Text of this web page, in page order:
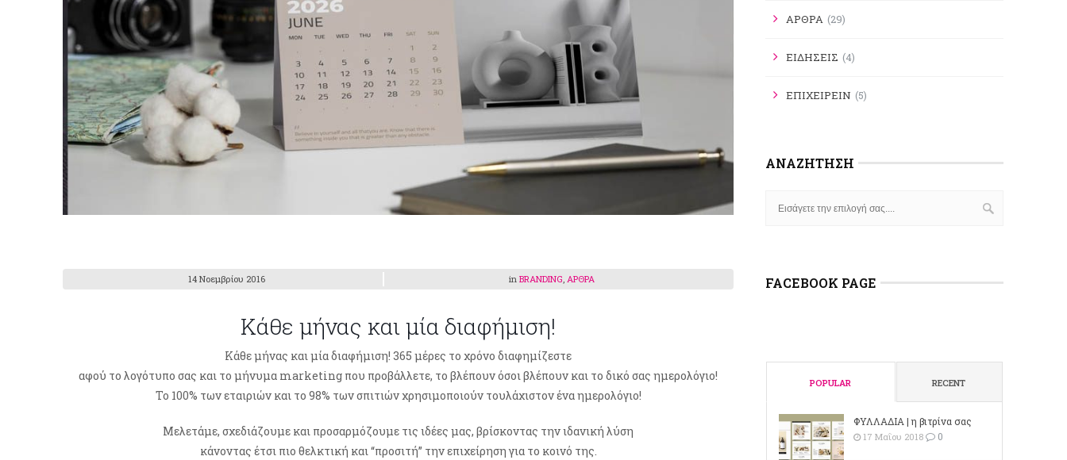
14 Νοεμβρίου 2016 in BRANDING, ΑΡΘΡΑ
Kάθε μήνας και μία διαφήμιση!
Kάθε μήνας και μία διαφήμιση! 365 μέρες το χρόνο διαφημίζεστε
αφού το λογότυπο σας και το μήνυμα marketing που προβάλλετε, το βλέπουν όσοι βλέπουν και το δικό σας ημερολόγιο!
Το 100% των εταιριών και το 98% των σπιτιών χρησιμοποιούν τουλάχιστον ένα ημερολόγιο!
Μελετάμε, σχεδιάζουμε και προσαρμόζουμε τις ιδέες μας, βρίσκοντας την ιδανική λύση
κάνοντας έτσι πιο θελκτική και “προσιτή” την επιχείρηση για το κοινό της.
ΑΡΘΡΑ (29)
ΕΙΔΗΣΕΙΣ (4)
ΕΠΙΧΕΙΡΕΙΝ (5)
ΑΝΑΖΉΤΗΣΗ
FACEBOOK PAGE
POPULAR RECENT
ΦΥΛΛΑΔΙΑ | η βιτρίνα σας
17 Μαΐου 2018 0